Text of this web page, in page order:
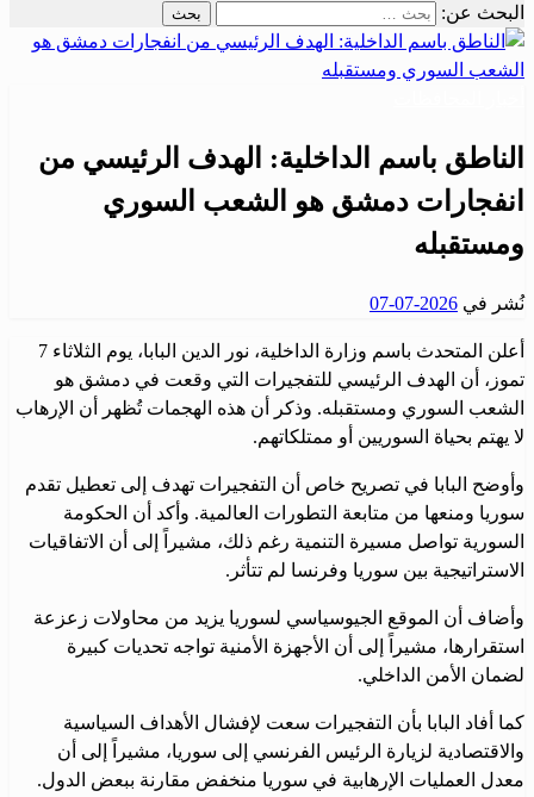
البحث عن:
الناطق باسم الداخلية: الهدف الرئيسي من
انفجارات دمشق هو الشعب السوري
ومستقبله
نُشر في 2026-07-07
أعلن المتحدث باسم وزارة الداخلية، نور الدين البابا، يوم الثلاثاء 7
تموز، أن الهدف الرئيسي للتفجيرات التي وقعت في دمشق هو
الشعب السوري ومستقبله. وذكر أن هذه الهجمات تُظهر أن الإرهاب
لا يهتم بحياة السوريين أو ممتلكاتهم.
وأوضح البابا في تصريح خاص أن التفجيرات تهدف إلى تعطيل تقدم
سوريا ومنعها من متابعة التطورات العالمية. وأكد أن الحكومة
السورية تواصل مسيرة التنمية رغم ذلك، مشيراً إلى أن الاتفاقيات
الاستراتيجية بين سوريا وفرنسا لم تتأثر.
وأضاف أن الموقع الجيوسياسي لسوريا يزيد من محاولات زعزعة
استقرارها، مشيراً إلى أن الأجهزة الأمنية تواجه تحديات كبيرة
لضمان الأمن الداخلي.
كما أفاد البابا بأن التفجيرات سعت لإفشال الأهداف السياسية
والاقتصادية لزيارة الرئيس الفرنسي إلى سوريا، مشيراً إلى أن
معدل العمليات الإرهابية في سوريا منخفض مقارنة ببعض الدول.